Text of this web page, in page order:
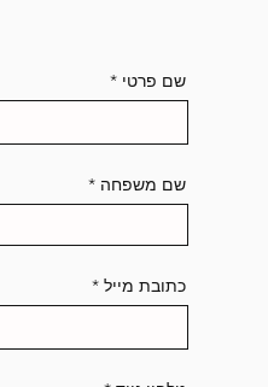
שם פרטי
שם משפחה
כתובת מייל